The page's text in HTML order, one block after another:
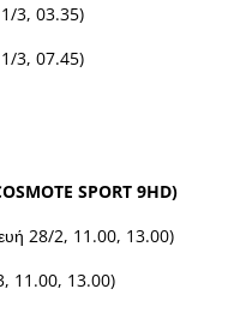
1/3, 03.35)
1/3, 07.45)
SPORT 9HD)
28/2, 11.00, 13.00)
11.00, 13.00)